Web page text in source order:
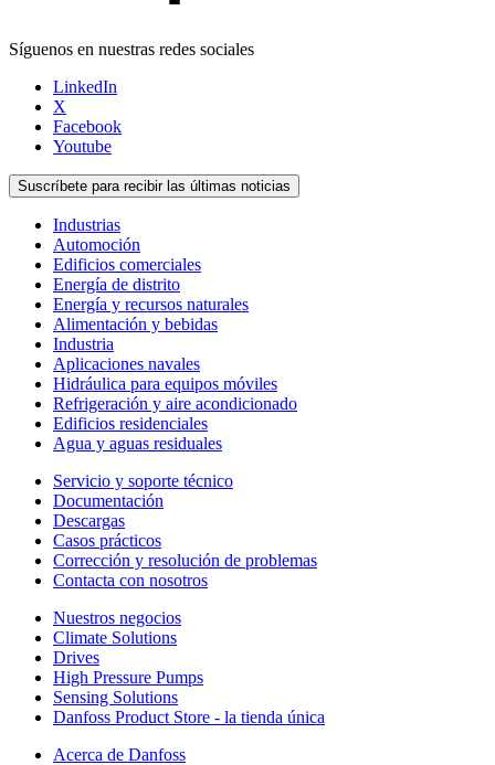
Síguenos en nuestras redes sociales
LinkedIn
X
Facebook
Youtube
Suscríbete para recibir las últimas noticias
Industrias
Automoción
Edificios comerciales
Energía de distrito
Energía y recursos naturales
Alimentación y bebidas
Industria
Aplicaciones navales
Hidráulica para equipos móviles
Refrigeración y aire acondicionado
Edificios residenciales
Agua y aguas residuales
Servicio y soporte técnico
Documentación
Descargas
Casos prácticos
Corrección y resolución de problemas
Contacta con nosotros
Nuestros negocios
Climate Solutions
Drives
High Pressure Pumps
Sensing Solutions
Danfoss Product Store - la tienda única
Acerca de Danfoss